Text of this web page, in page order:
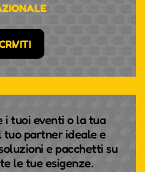
i tuoi eventi o la tua
tuo partner ideale e
e pacchetti su
le tue esigenze.